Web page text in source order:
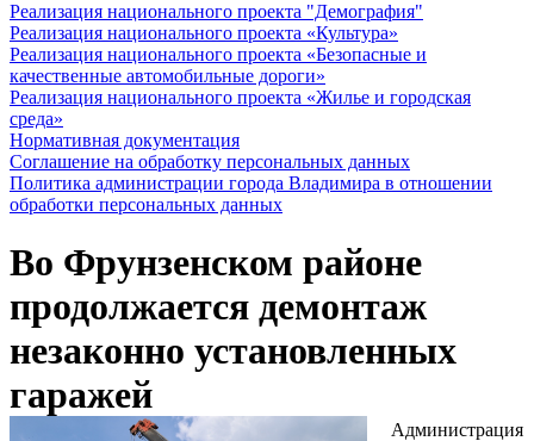
Реализация национального проекта "Демография"
Реализация национального проекта «Культура»
Реализация национального проекта «Безопасные и
качественные автомобильные дороги»
Реализация национального проекта «Жилье и городская
среда»
Нормативная документация
Соглашение на обработку персональных данных
Политика администрации города Владимира в отношении
обработки персональных данных
Во Фрунзенском районе
продолжается демонтаж
незаконно установленных
гаражей
Администрация